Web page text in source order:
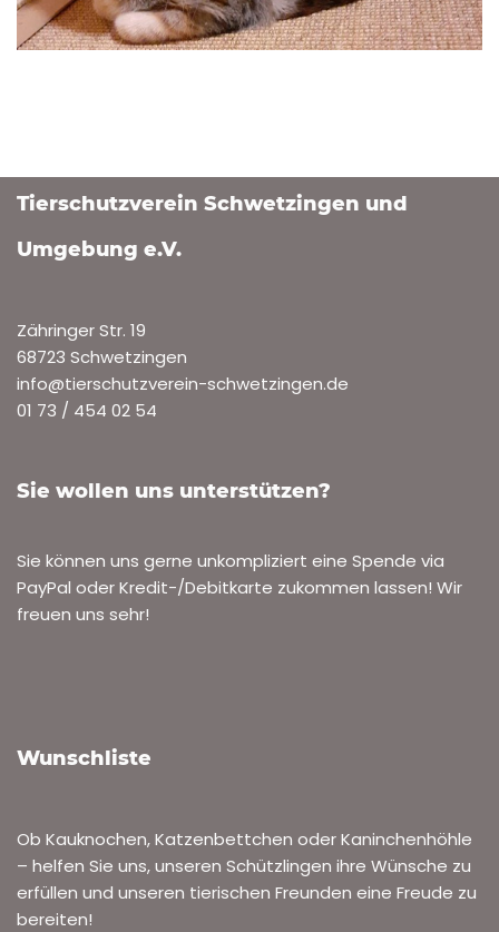
Tierschutzverein Schwetzingen und
Umgebung e.V.
Zähringer Str. 19
68723 Schwetzingen
info@tierschutzverein-schwetzingen.de
01 73 / 454 02 54
Sie wollen uns unterstützen?
Sie können uns gerne unkompliziert eine Spende via
PayPal oder Kredit-/Debitkarte zukommen lassen! Wir
freuen uns sehr!
Wunschliste
Ob Kauknochen, Katzenbettchen oder Kaninchenhöhle
– helfen Sie uns, unseren Schützlingen ihre Wünsche zu
erfüllen und unseren tierischen Freunden eine Freude zu
bereiten!